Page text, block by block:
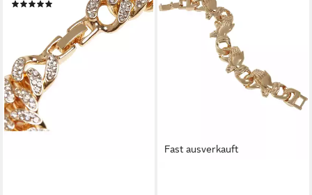
lieferbar - in 2-3 Werktagen bei dir
Fast ausverkauft